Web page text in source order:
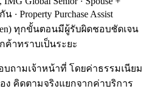
· Property Purchase Assist
ทุกขั้นตอนมีผู้รับผิดชอบชัดเจน
ค้าทราบเป็นระยะ
ถามเจ้าหน้าที่ โดยค่าธรรมเนียม
ง คิดตามจริงแยกจากค่าบริการ